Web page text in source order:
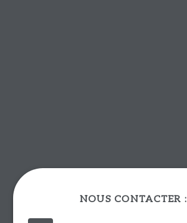
NOUS CONTACTER :